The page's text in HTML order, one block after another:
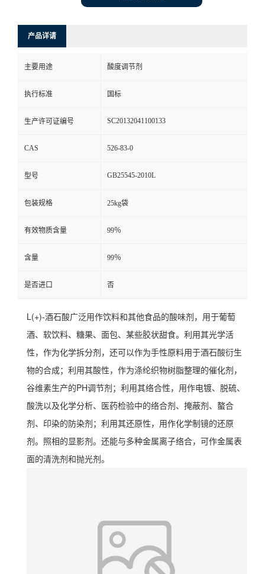
产品详请
主要用途 酸度调节剂
执行标准 国标
生产许可证编号 SC20132041100133
CAS 526-83-0
型号 GB25545-2010L
包装规格 25kg袋
有效物质含量 99％
含量 99％
是否进口 否
L(+)-酒石酸广泛用作饮料和其他食品的酸味剂，用于葡萄
酒、软饮料、糖果、面包、某些胶状甜食。利用其光学活
性，作为化学拆分剂，还可以作为手性原料用于酒石酸衍生
物的合成；利用其酸性，作为涤纶织物树脂整理的催化剂，
谷维素生产的PH调节剂；利用其络合性，用作电镀、脱硫、
酸洗以及化学分析、医药检验中的络合剂、掩蔽剂、螯合
剂、印染的防染剂；利用其还原性，用作化学制镜的还原
剂。照相的显影剂。还能与多种金属离子络合，可作金属表
面的清洗剂和抛光剂。